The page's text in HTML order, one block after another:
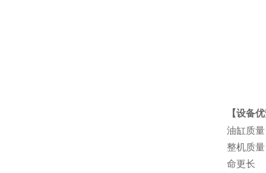
【设备
油缸质
整机质
命更长